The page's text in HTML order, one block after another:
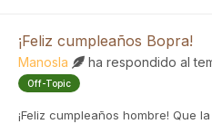
¡Feliz cumpleaños Bopra!
Manosla ha respondido al
Off-Topic
¡Feliz cumpleaños hombre! Que